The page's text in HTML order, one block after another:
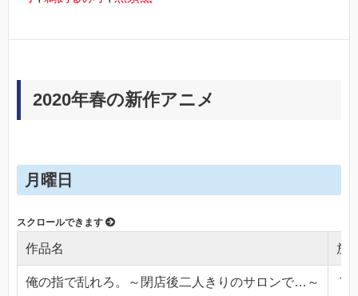
2020年春の新作アニメ
月曜日
作品名 放
俺の指で乱れろ。～閉店後二人きりのサロンで…～ Ｔ